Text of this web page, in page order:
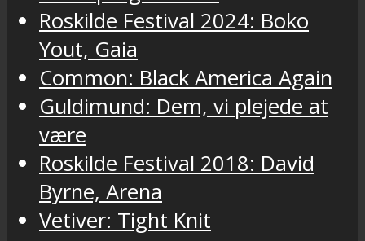
Roskilde Festival 2024: Boko
Yout, Gaia
Common: Black America Again
Guldimund: Dem, vi plejede at
være
Roskilde Festival 2018: David
Byrne, Arena
Vetiver: Tight Knit